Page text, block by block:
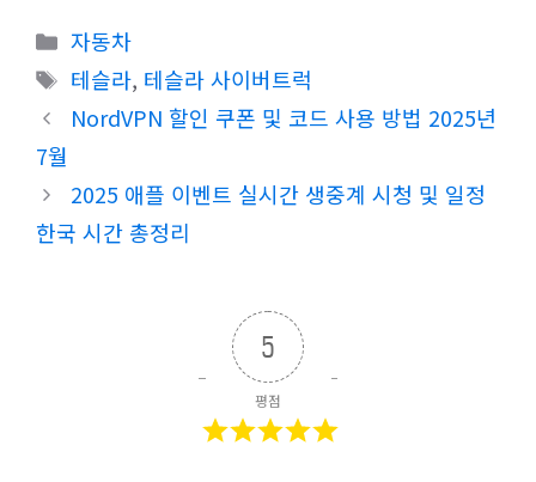
카
테
고
리
자동차
태
그
테슬라, 테슬라 사이버트럭
NordVPN 할인 쿠폰 및 코드 사용 방법 2025년
7월
2025 애플 이벤트 실시간 생중계 시청 및 일정
한국 시간 총정리
5
평점